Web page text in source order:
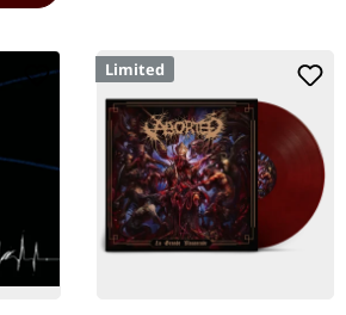
Limited